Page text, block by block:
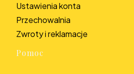
Ustawienia konta
Przechowalnia
Zwroty i reklamacje
Pomoc